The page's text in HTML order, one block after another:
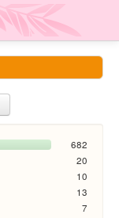
682
20
10
13
7